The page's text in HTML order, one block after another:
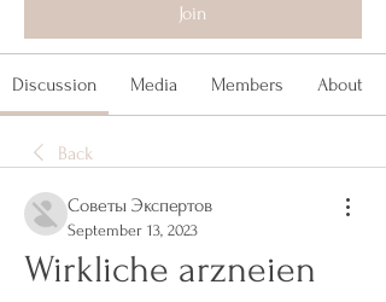
Join
Discussion Media Members About
Back
Советы Экспертов
September 13, 2023
Wirkliche arzneien